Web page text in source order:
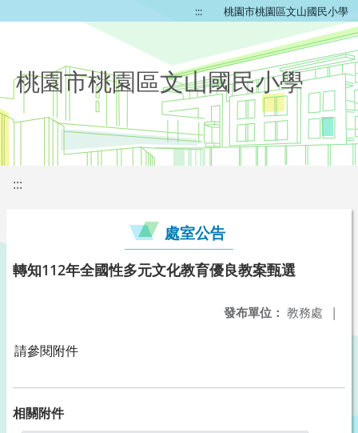
::: 桃園市桃園區文山國民小學
桃園市桃園區文山國民小學
:::
處室公告
轉知112年全國性多元文化教育優良教案甄選
發布單位： 教務處 |
請參閱附件
相關附件